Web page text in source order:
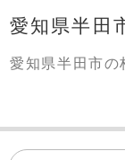
愛知県半田
愛知県半田市の